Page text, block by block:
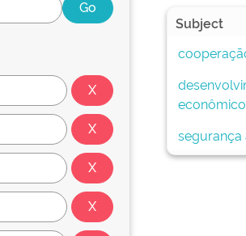
Subject
econômico
segurança